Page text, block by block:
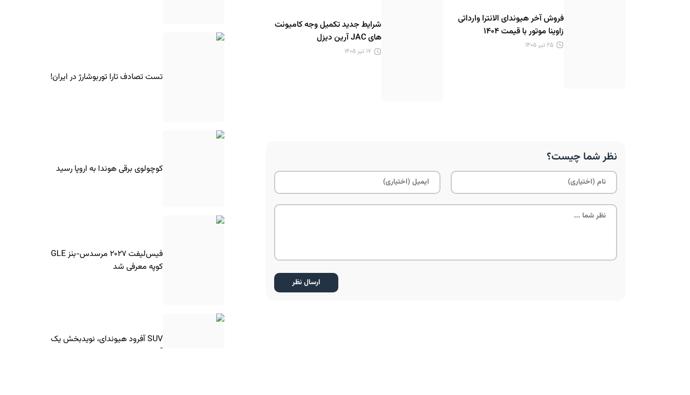
فروش آخر هیوندای الانترا وارداتی
زاوینا موتور با قیمت ۱۴۰۴
۲۵ تیر ۱۴۰۵
شرایط جدید تکمیل وجه کامیونت
های JAC آرین دیزل
۱۷ تیر ۱۴۰۵
نظر شما چیست؟
تست تصادف تارا توربوشارژ در ایران!
کوچولوی برقی هوندا به اروپا رسید
فیس‌لیفت ۲۰۲۷ مرسدس-بنز GLE
کوپه معرفی شد
SUV آفرود هیوندای، نویدبخش یک
آینده مهیج!